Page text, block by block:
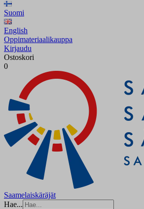
Suomi
English
Oppimateriaalikauppa
Kirjaudu
Ostoskori
0
Saamelaiskäräjät
Hae...